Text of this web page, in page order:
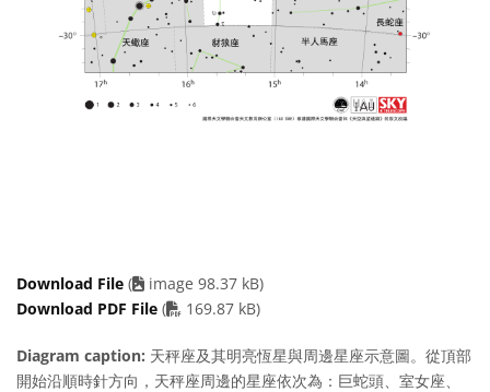
Download File (
image 98.37 kB)
Download PDF File ( PDF file
169.87 kB)
Diagram caption: 天秤座及其明亮恆星與周邊星座示意圖。從頂部
開始沿順時針方向，天秤座周邊的星座依次為：巨蛇頭、室女座、